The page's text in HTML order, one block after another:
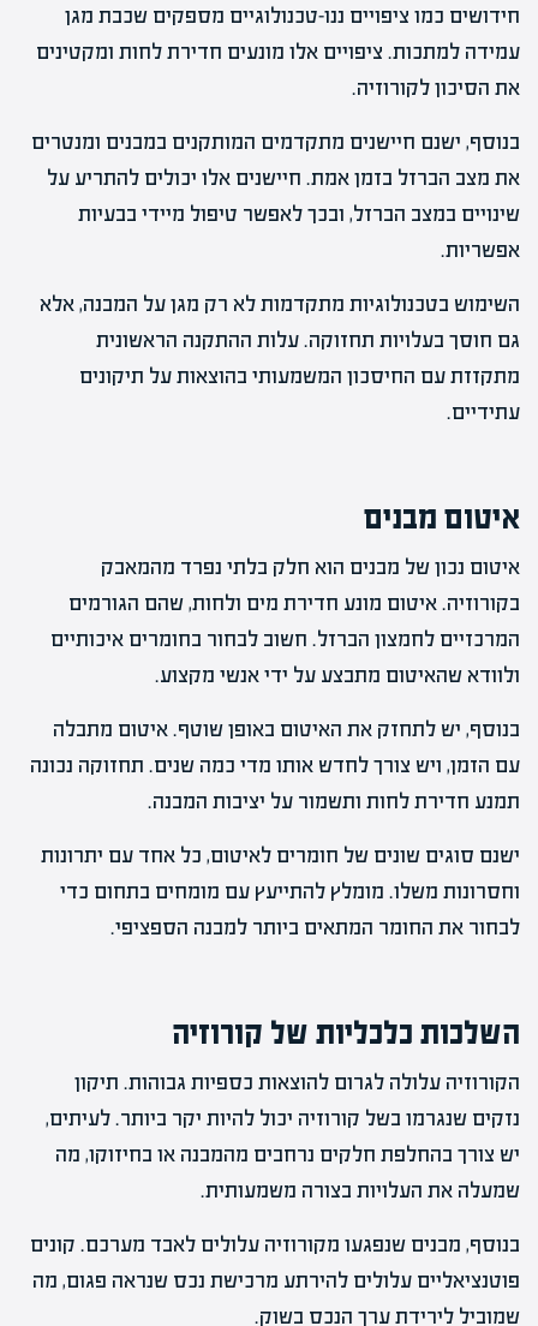
חידושים כמו ציפויים ננו-טכנולוגיים מספקים שכבת מגן
עמידה למתכות. ציפויים אלו מונעים חדירת לחות ומקטינים
את הסיכון לקורוזיה.
בנוסף, ישנם חיישנים מתקדמים המותקנים במבנים ומנטרים
את מצב הברזל בזמן אמת. חיישנים אלו יכולים להתריע על
שינויים במצב הברזל, ובכך לאפשר טיפול מיידי בבעיות
אפשריות.
השימוש בטכנולוגיות מתקדמות לא רק מגן על המבנה, אלא
גם חוסך בעלויות תחזוקה. עלות ההתקנה הראשונית
מתקזזת עם החיסכון המשמעותי בהוצאות על תיקונים
עתידיים.
איטום מבנים
איטום נכון של מבנים הוא חלק בלתי נפרד מהמאבק
בקורוזיה. איטום מונע חדירת מים ולחות, שהם הגורמים
המרכזיים לחמצון הברזל. חשוב לבחור בחומרים איכותיים
ולוודא שהאיטום מתבצע על ידי אנשי מקצוע.
בנוסף, יש לתחזק את האיטום באופן שוטף. איטום מתבלה
עם הזמן, ויש צורך לחדש אותו מדי כמה שנים. תחזוקה נכונה
תמנע חדירת לחות ותשמור על יציבות המבנה.
ישנם סוגים שונים של חומרים לאיטום, כל אחד עם יתרונות
וחסרונות משלו. מומלץ להתייעץ עם מומחים בתחום כדי
לבחור את החומר המתאים ביותר למבנה הספציפי.
השלכות כלכליות של קורוזיה
הקורוזיה עלולה לגרום להוצאות כספיות גבוהות. תיקון
נזקים שנגרמו בשל קורוזיה יכול להיות יקר ביותר. לעיתים,
יש צורך בהחלפת חלקים נרחבים מהמבנה או בחיזוקו, מה
שמעלה את העלויות בצורה משמעותית.
בנוסף, מבנים שנפגעו מקורוזיה עלולים לאבד מערכם. קונים
פוטנציאליים עלולים להירתע מרכישת נכס שנראה פגום, מה
שמוביל לירידת ערך הנכס בשוק.